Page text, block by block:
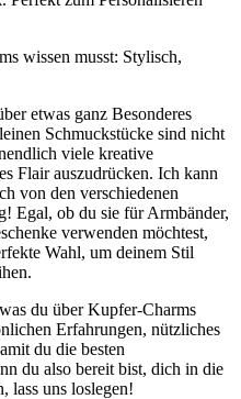
etwas ganz Besonderes
Schmuckstücke​ sind nicht
​viele kreative‍
Flair‌ auszudrücken. Ich kann
von⁤ den⁤ verschiedenen
Egal, ⁢ob du sie für Armbänder,‍
⁤verwenden möchtest,
Wahl, um deinem Stil
du über ⁤Kupfer-Charms‌
Erfahrungen, nützliches
du die besten
du also ⁤bereit bist, dich in ​die
lass uns loslegen!